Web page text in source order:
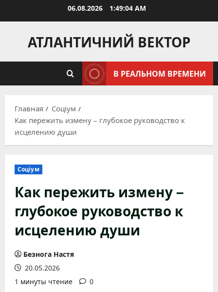
06.08.2026 1:49:05 AM
АТЛАНТИЧНИЙ ВЕКТОР
В РЕАЛЬНОМ ВРЕМЕНИ
Главная
Соціум
Как пережить измену – глубокое руководство к
исцелению души
Соціум
Как пережить измену –
глубокое руководство к
исцелению души
Безнога Настя
20.05.2026
1 минуты чтение
0